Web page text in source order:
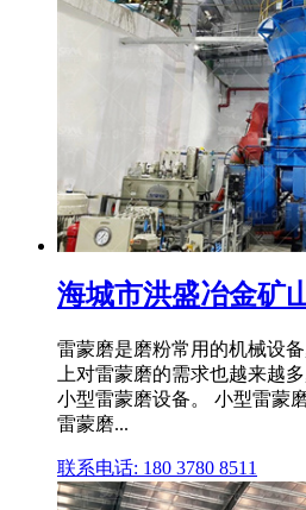
海城市洪盛冶金矿
雷蒙磨是磨粉常用的机械设
上对雷蒙磨的需求也越来越
小型雷蒙磨设备。 小型雷蒙
雷蒙磨...
联系电话: 180 3780 8511